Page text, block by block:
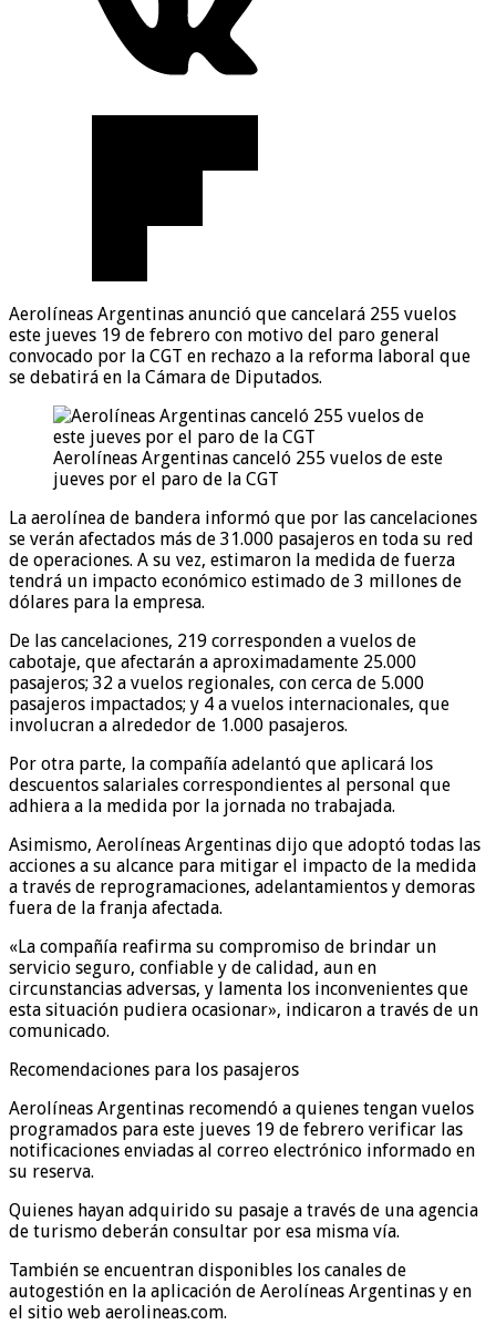
Aerolíneas Argentinas anunció que cancelará 255 vuelos
este jueves 19 de febrero con motivo del paro general
convocado por la CGT en rechazo a la reforma laboral que
se debatirá en la Cámara de Diputados.
Aerolíneas Argentinas canceló 255 vuelos de este
jueves por el paro de la CGT
La aerolínea de bandera informó que por las cancelaciones
se verán afectados más de 31.000 pasajeros en toda su red
de operaciones. A su vez, estimaron la medida de fuerza
tendrá un impacto económico estimado de 3 millones de
dólares para la empresa.
De las cancelaciones, 219 corresponden a vuelos de
cabotaje, que afectarán a aproximadamente 25.000
pasajeros; 32 a vuelos regionales, con cerca de 5.000
pasajeros impactados; y 4 a vuelos internacionales, que
involucran a alrededor de 1.000 pasajeros.
Por otra parte, la compañía adelantó que aplicará los
descuentos salariales correspondientes al personal que
adhiera a la medida por la jornada no trabajada.
Asimismo, Aerolíneas Argentinas dijo que adoptó todas las
acciones a su alcance para mitigar el impacto de la medida
a través de reprogramaciones, adelantamientos y demoras
fuera de la franja afectada.
«La compañía reafirma su compromiso de brindar un
servicio seguro, confiable y de calidad, aun en
circunstancias adversas, y lamenta los inconvenientes que
esta situación pudiera ocasionar», indicaron a través de un
comunicado.
Recomendaciones para los pasajeros
Aerolíneas Argentinas recomendó a quienes tengan vuelos
programados para este jueves 19 de febrero verificar las
notificaciones enviadas al correo electrónico informado en
su reserva.
Quienes hayan adquirido su pasaje a través de una agencia
de turismo deberán consultar por esa misma vía.
También se encuentran disponibles los canales de
autogestión en la aplicación de Aerolíneas Argentinas y en
el sitio web aerolineas.com.